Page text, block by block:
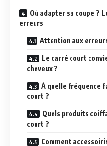
Où adapter sa coupe ?
erreurs
Attention aux
Le carré court
cheveux ?
À quelle fréquence
court ?
Quels produits
court ?
Comment